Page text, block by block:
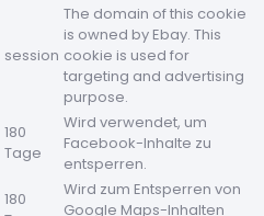
session
The domain of this cookie
is owned by Ebay. This
cookie is used for
targeting and advertising
purpose.
180
Tage
Wird verwendet, um
Facebook-Inhalte zu
entsperren.
180
Wird zum Entsperren von
Google Maps-Inhalten